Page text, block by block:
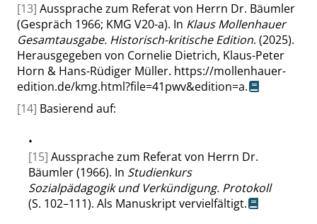
[13] Aussprache zum Referat von Herrn Dr. Bäumler
(Gespräch 1966; KMG V20-a). In Klaus Mollenhauer
Gesamtausgabe. Historisch-kritische Edition. (2025).
Herausgegeben von Cornelie Dietrich, Klaus-Peter
Horn & Hans-Rüdiger Müller. https://mollenhauer-
edition.de/kmg.html?file=41pwv&edition=a.
[14] Basierend auf:
•
[15] Aussprache zum Referat von Herrn Dr.
Bäumler (1966). In Studienkurs
Sozialpädagogik und Verkündigung. Protokoll
(S. 102–111). Als Manuskript vervielfältigt.